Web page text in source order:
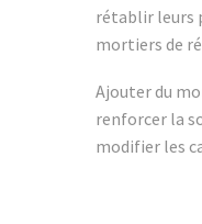
rétablir leurs
mortiers de
Ajouter du
renforcer la
modifier les